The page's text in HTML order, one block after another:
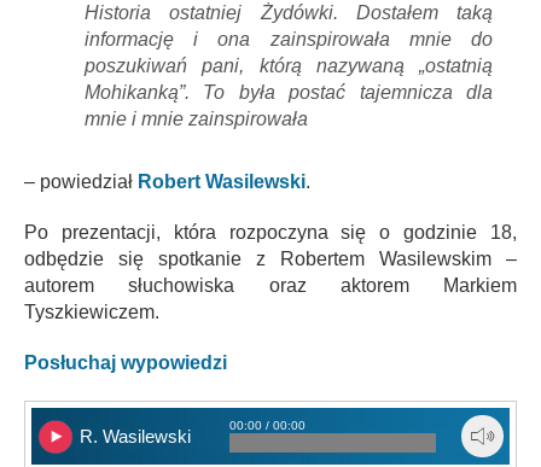
Historia ostatniej Żydówki. Dostałem taką
informację i ona zainspirowała mnie do
poszukiwań pani, którą nazywaną „ostatnią
Mohikanką”. To była postać tajemnicza dla
mnie i mnie zainspirowała
– powiedział Robert Wasilewski.
Po prezentacji, która rozpoczyna się o godzinie 18,
odbędzie się spotkanie z Robertem Wasilewskim –
autorem słuchowiska oraz aktorem Markiem
Tyszkiewiczem.
Posłuchaj wypowiedzi
R. Wasilewski
00:00 / 00:00